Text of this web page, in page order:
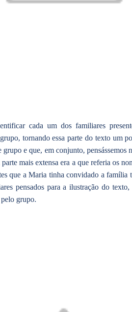
cada um dos familiares
tornando essa parte do texto um
e que, em conjunto,
mais extensa era a que referia os
que a Maria tinha convidado a família
pensados para a ilustração do
grupo.